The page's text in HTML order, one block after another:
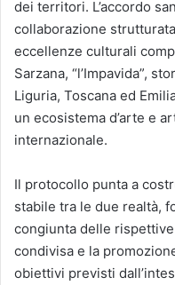
dei territori. L’accordo
collaborazione
eccellenze culturali
Sarzana, “l’Impavida”,
Liguria, Toscana ed
un ecosistema d’arte e
internazionale.
Il protocollo punta a
stabile tra le due realtà,
congiunta delle
condivisa e la
obiettivi previsti